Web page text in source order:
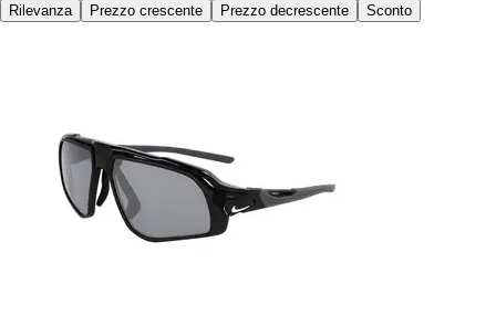
Rilevanza
Prezzo crescente Prezzo decrescente Sconto